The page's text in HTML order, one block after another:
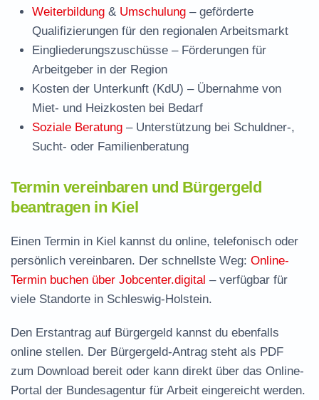
Weiterbildung & Umschulung – geförderte
Qualifizierungen für den regionalen Arbeitsmarkt
Eingliederungszuschüsse – Förderungen für
Arbeitgeber in der Region
Kosten der Unterkunft (KdU) – Übernahme von
Miet- und Heizkosten bei Bedarf
Soziale Beratung – Unterstützung bei Schuldner-,
Sucht- oder Familienberatung
Termin vereinbaren und Bürgergeld
beantragen in Kiel
Einen Termin in Kiel kannst du online, telefonisch oder
persönlich vereinbaren. Der schnellste Weg: Online-
Termin buchen über Jobcenter.digital – verfügbar für
viele Standorte in Schleswig-Holstein.
Den Erstantrag auf Bürgergeld kannst du ebenfalls
online stellen. Der Bürgergeld-Antrag steht als PDF
zum Download bereit oder kann direkt über das Online-
Portal der Bundesagentur für Arbeit eingereicht werden.